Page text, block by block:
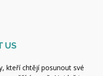
US
kteří chtějí posunout své